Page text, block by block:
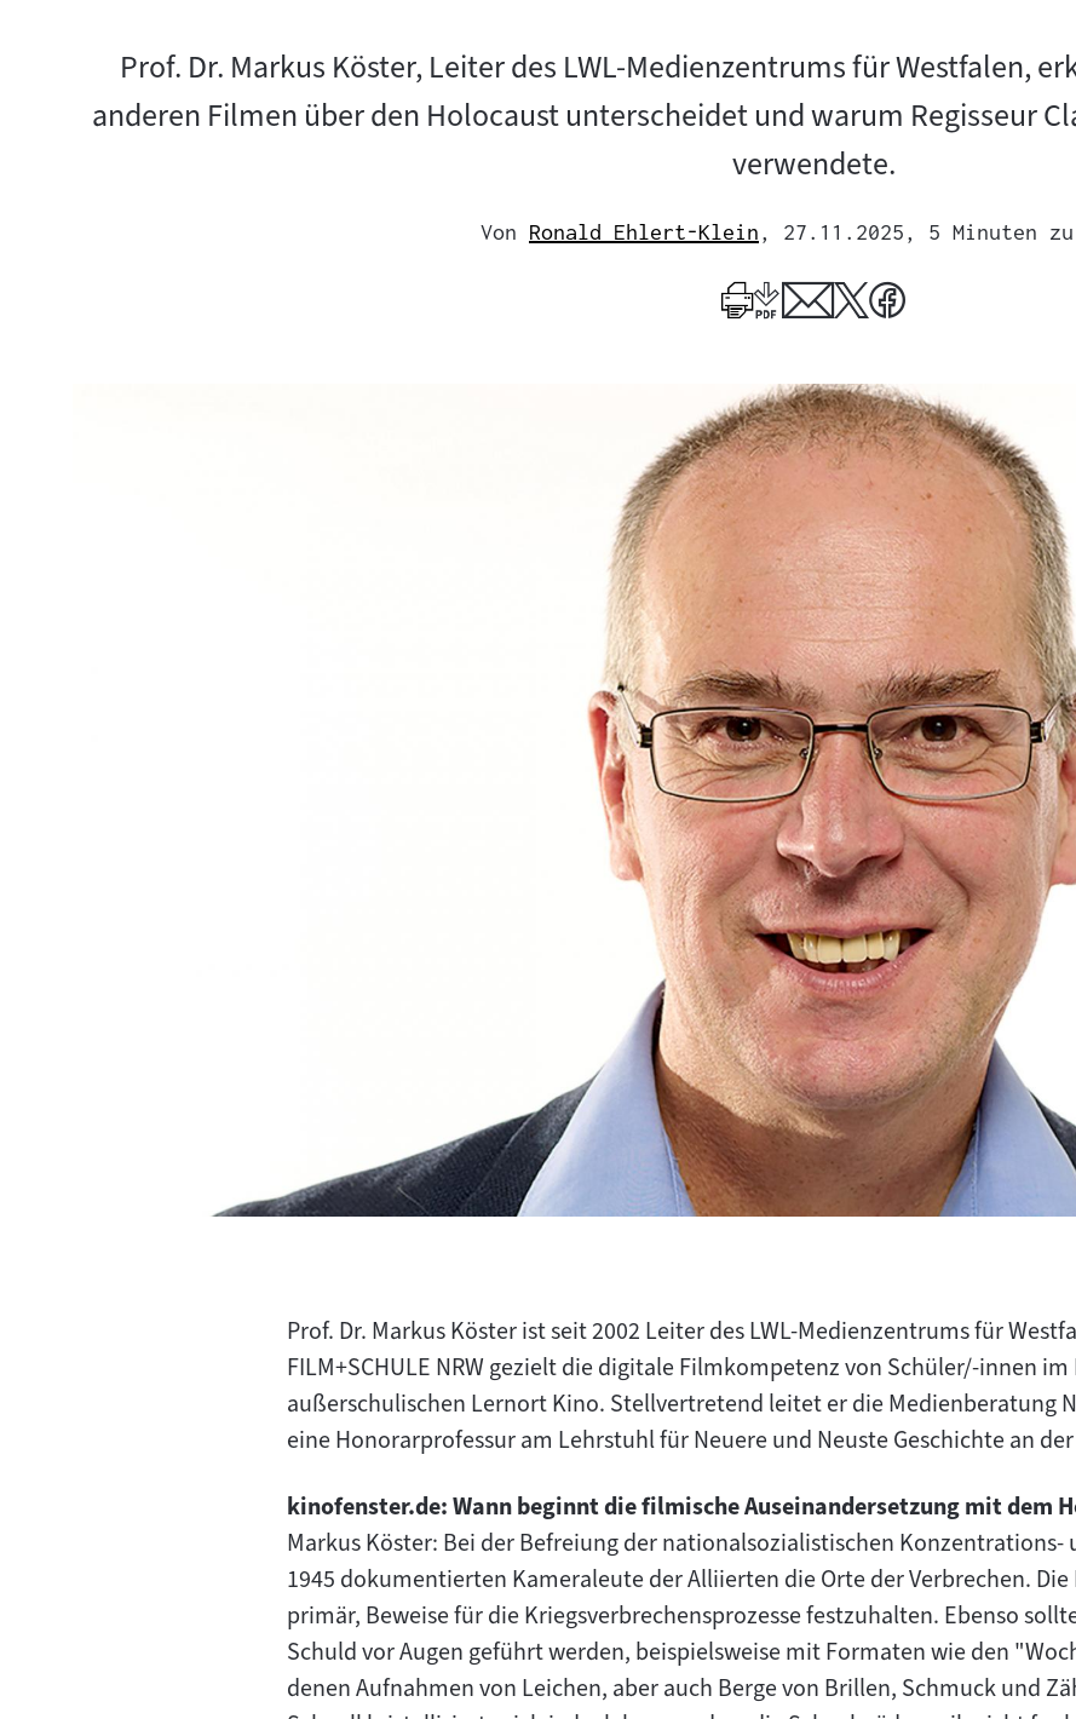
Prof. Dr. Markus Köster, Leiter des LWL-Medienzentrums für Westfalen,
anderen Filmen über den Holocaust unterscheidet und warum Regisseur
verwendete.
Von Ronald Ehlert-Klein, 27.11.2025, 5 Minuten
Prof. Dr. Markus Köster ist seit 2002 Leiter des LWL-Medienzentrums für
FILM+SCHULE NRW gezielt die digitale Filmkompetenz von Schüler/-innen
außerschulischen Lernort Kino. Stellvertretend leitet er die Medienberatung
eine Honorarprofessur am Lehrstuhl für Neuere und Neuste Geschichte an
kinofenster.de: Wann beginnt die filmische Auseinandersetzung mit dem
Markus Köster: Bei der Befreiung der nationalsozialistischen Konzentrations-
1945 dokumentierten Kameraleute der Alliierten die Orte der Verbrechen.
primär, Beweise für die Kriegsverbrechensprozesse festzuhalten. Ebenso
Schuld vor Augen geführt werden, beispielsweise mit Formaten wie den
denen Aufnahmen von Leichen, aber auch Berge von Brillen, Schmuck und